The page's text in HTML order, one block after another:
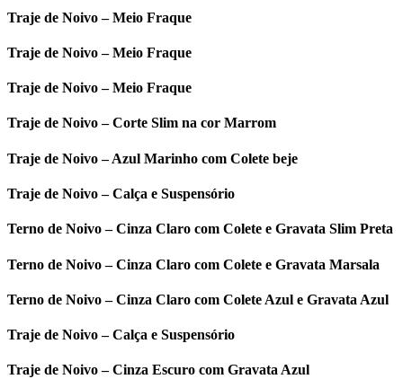
Traje de Noivo – Meio Fraque
Traje de Noivo – Meio Fraque
Traje de Noivo – Meio Fraque
Traje de Noivo – Corte Slim na cor Marrom
Traje de Noivo – Azul Marinho com Colete beje
Traje de Noivo – Calça e Suspensório
Terno de Noivo – Cinza Claro com Colete e Gravata Slim Preta
Terno de Noivo – Cinza Claro com Colete e Gravata Marsala
Terno de Noivo – Cinza Claro com Colete Azul e Gravata Azul
Traje de Noivo – Calça e Suspensório
Traje de Noivo – Cinza Escuro com Gravata Azul